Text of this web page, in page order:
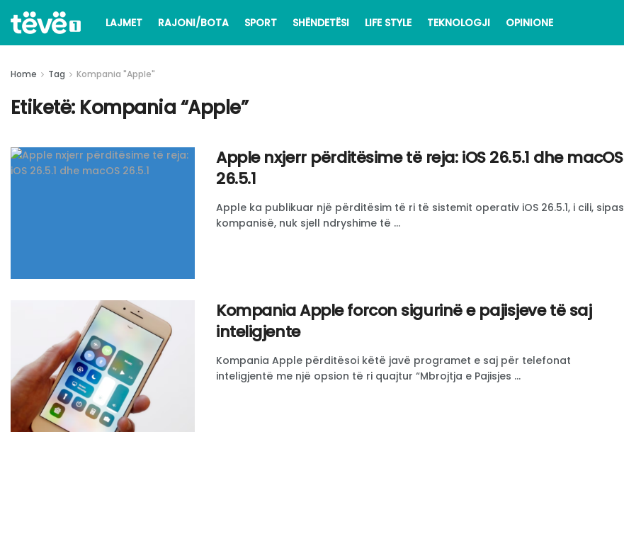
LAJMET RAJONI/BOTA SPORT SHËNDETËSI LIFE STYLE TEKNOLOGJI OPINIONE
Home Tag Kompania "Apple"
Etiketë: Kompania “Apple”
Apple nxjerr përditësime të reja: iOS 26.5.1 dhe macOS
26.5.1
Apple ka publikuar një përditësim të ri të sistemit operativ iOS 26.5.1, i cili, sipas
kompanisë, nuk sjell ndryshime të ...
Kompania Apple forcon sigurinë e pajisjeve të saj
inteligjente
Kompania Apple përditësoi këtë javë programet e saj për telefonat
inteligjentë me një opsion të ri quajtur “Mbrojtja e Pajisjes ...